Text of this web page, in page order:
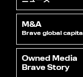
M&A
Brave global capital
Owned Media
Brave Story